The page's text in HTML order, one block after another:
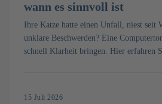
wann es sinnvoll ist
Ihre Katze hatte einen Unfall, niest seit
unklare Beschwerden? Eine
schnell Klarheit bringen. Hier erfahren
15 Juli 2026